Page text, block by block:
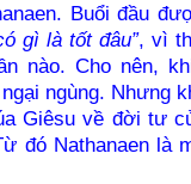
Buổi đầu
gì là tốt đâu”, vì
nào. Cho nên,
ngùng. Nhưng
Giêsu về đời tư
đó Nathanaen là